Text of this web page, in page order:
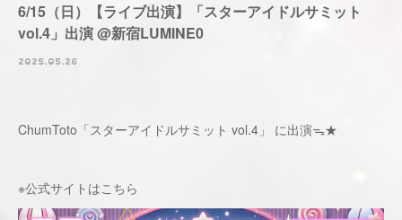
6/15（日）【ライブ出演】「スターアイドルサミット
vol.4」出演 @新宿LUMINE0
2025.05.26
ChumToto「スターアイドルサミット vol.4」 に出演ᯓ★
※公式サイトはこちら